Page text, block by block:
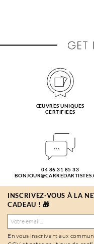
ŒUVRES UNIQUES
CERTIFIÉES
04 86 31 85 33
INSCRIVEZ-VOUS À LA
CADEAU ! 🎁
En vous inscrivant aux